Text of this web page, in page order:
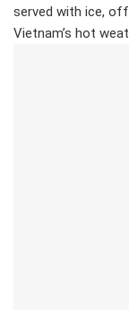
served with ice,
Vietnam’s hot